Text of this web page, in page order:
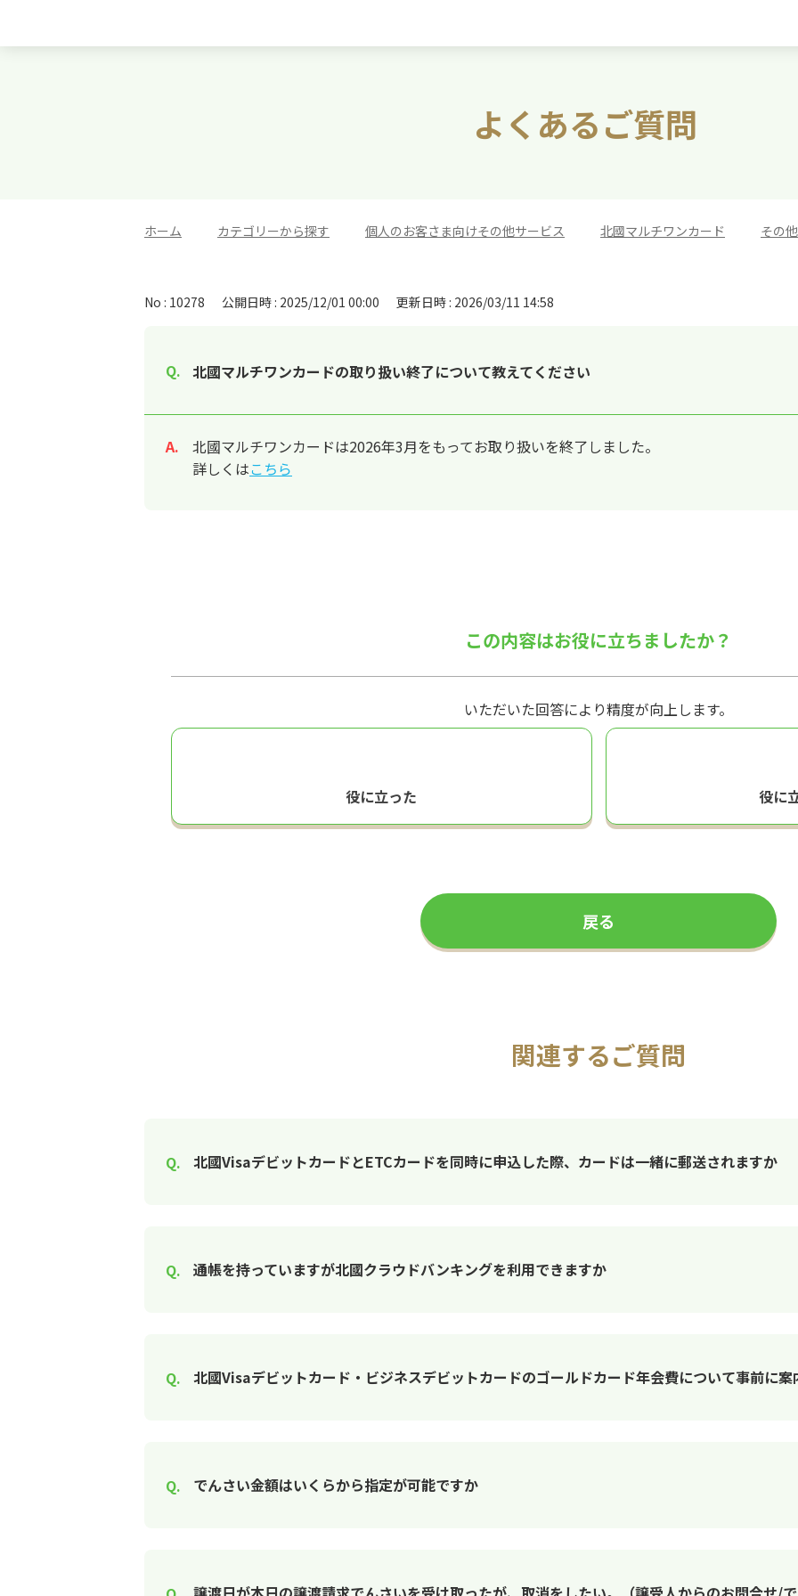
よくあるご質問
ホーム カテゴリーから探す 個人のお客さま向けその他サービス 北國マルチワンカード その他
No : 10278 公開日時 : 2025/12/01 00:00 更新日時 : 2026/03/11 14:58
北國マルチワンカードの取り扱い終了について教えてください
回答
北國マルチワンカードは2026年3月をもってお取り扱いを終了しました。
詳しくはこちら
この内容はお役に立ちましたか？
いただいた回答により精度が向上します。
役に立った 役に
戻る
関連するご質問
北國VisaデビットカードとETCカードを同時に申込した際、カードは一緒に郵送されますか
通帳を持っていますが北國クラウドバンキングを利用できますか
北國Visaデビットカード・ビジネスデビットカードのゴールドカード年会費について事前に
でんさい金額はいくらから指定が可能ですか